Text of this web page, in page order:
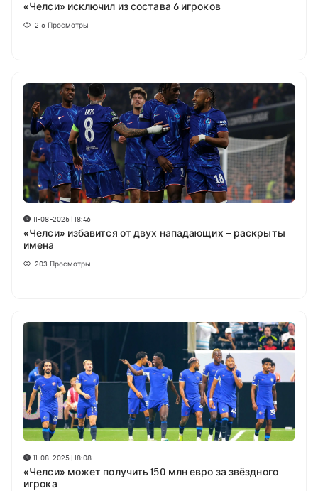
«Челси» исключил из состава 6 игроков
216 Просмотры
11-08-2025 | 18:46
«Челси» избавится от двух нападающих – раскрыты
имена
203 Просмотры
11-08-2025 | 18:08
«Челси» может получить 150 млн евро за звёздного
игрока